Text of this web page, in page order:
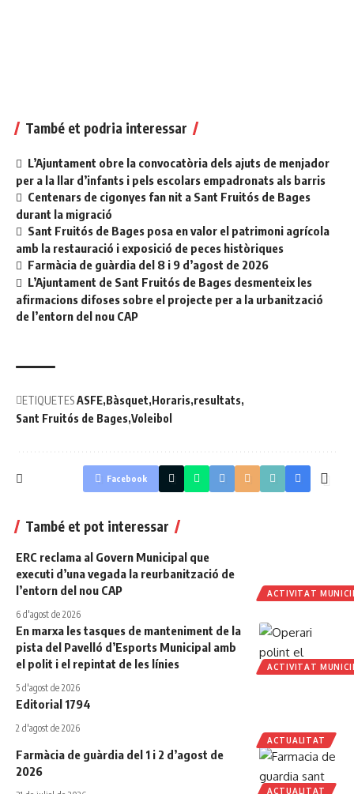
També et podria interessar
L’Ajuntament obre la convocatòria dels ajuts de menjador
per a la llar d’infants i pels escolars empadronats als barris
Centenars de cigonyes fan nit a Sant Fruitós de Bages
durant la migració
Sant Fruitós de Bages posa en valor el patrimoni agrícola
amb la restauració i exposició de peces històriques
Farmàcia de guàrdia del 8 i 9 d’agost de 2026
L’Ajuntament de Sant Fruitós de Bages desmenteix les
afirmacions difoses sobre el projecte per a la urbanització
de l’entorn del nou CAP
ETIQUETESASFE Bàsquet Horaris resultats
Sant Fruitós de Bages Voleibol
Facebook
També et pot interessar
ACTIVITAT
ERC reclama al Govern Municipal que
executi d’una vegada la reurbanització de
l’entorn del nou CAP
6 d'agost de 2026
ACTIVITAT
En marxa les tasques de manteniment de la
pista del Pavelló d’Esports Municipal amb
el polit i el repintat de les línies
5 d'agost de 2026
ACTUALITAT
Editorial 1794
2 d'agost de 2026
ACTUALITAT
Farmàcia de guàrdia del 1 i 2 d’agost de
2026